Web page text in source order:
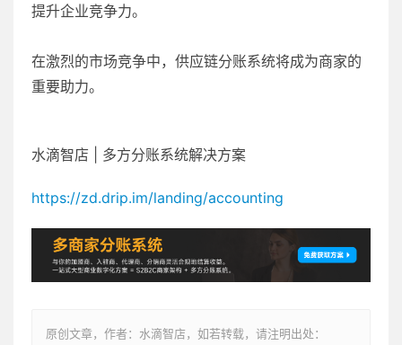
提升企业竞争力。
在激烈的市场竞争中，供应链分账系统将成为商家的
重要助力。
水滴智店 | 多方分账系统解决方案
https://zd.drip.im/landing/accounting
原创文章，作者：水滴智店，如若转载，请注明出处：